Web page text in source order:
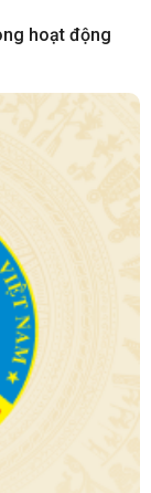
hoạt động